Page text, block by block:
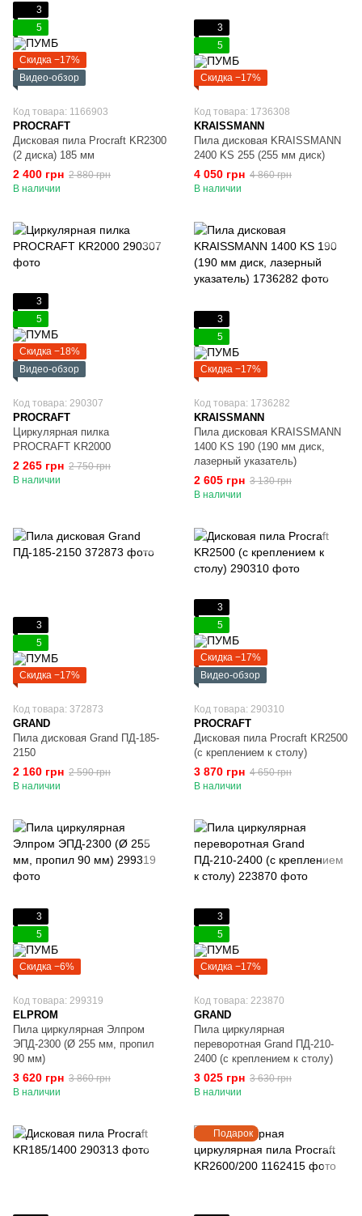
3
5
Скидка −17%
Видео-обзор
Код товара: 1166903
PROCRAFT
Дисковая пила Procraft KR2300
(2 диска) 185 мм
2 400 грн 2 880 грн
В наличии
3
5
Скидка −17%
Код товара: 1736308
KRAISSMANN
Пила дисковая KRAISSMANN
2400 KS 255 (255 мм диск)
4 050 грн 4 860 грн
В наличии
3
5
Скидка −18%
Видео-обзор
Код товара: 290307
PROCRAFT
Циркулярная пилка
PROCRAFT KR2000
2 265 грн 2 750 грн
В наличии
3
5
Скидка −17%
Код товара: 1736282
KRAISSMANN
Пила дисковая KRAISSMANN
1400 KS 190 (190 мм диск,
лазерный указатель)
2 605 грн 3 130 грн
В наличии
3
5
Скидка −17%
Код товара: 372873
GRAND
Пила дисковая Grand ПД-185-
2150
2 160 грн 2 590 грн
В наличии
3
5
Скидка −17%
Видео-обзор
Код товара: 290310
PROCRAFT
Дисковая пила Procraft KR2500
(с креплением к столу)
3 870 грн 4 650 грн
В наличии
3
5
Скидка −6%
Код товара: 299319
ELPROM
Пила циркулярная Элпром
ЭПД-2300 (Ø 255 мм, пропил
90 мм)
3 620 грн 3 860 грн
В наличии
3
5
Скидка −17%
Код товара: 223870
GRAND
Пила циркулярная
переворотная Grand ПД-210-
2400 (с креплением к столу)
3 025 грн 3 630 грн
В наличии
Подарок